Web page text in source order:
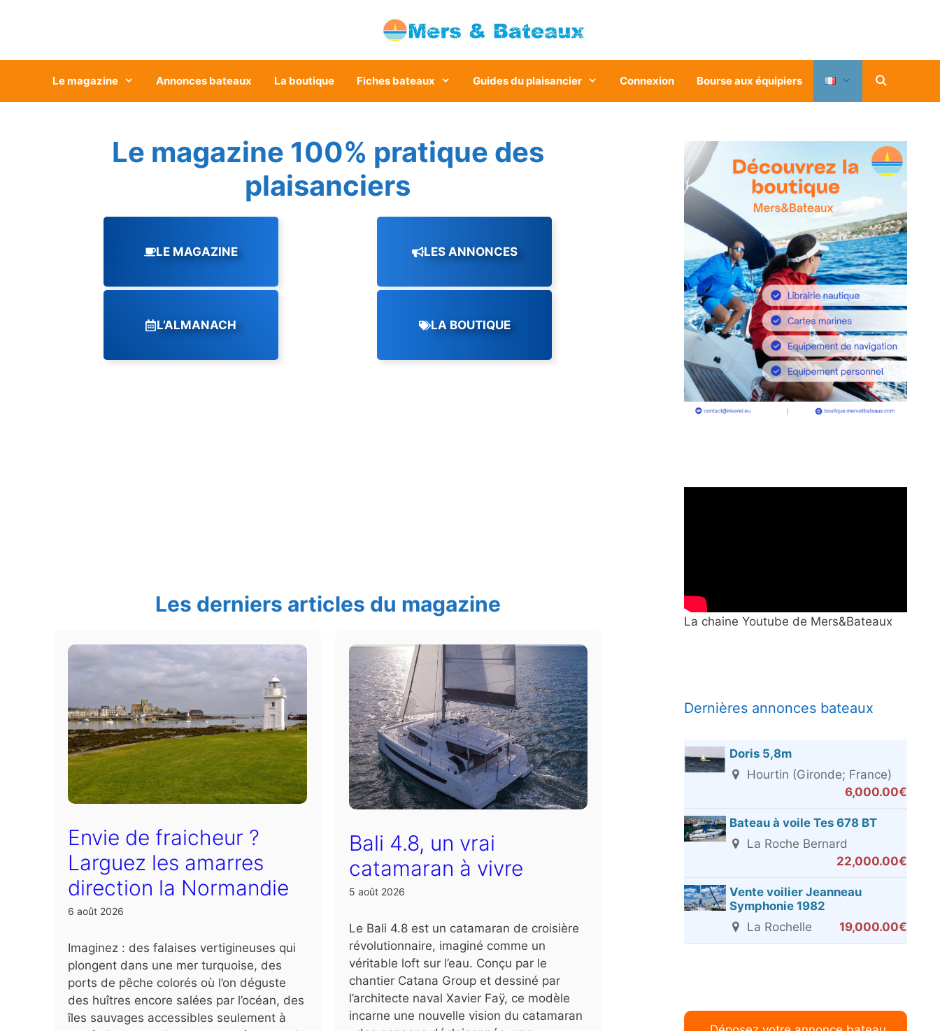
Le magazine Annonces bateaux La boutique Fiches bateaux Guides du plaisancier Connexion Bourse aux équipiers
Le magazine 100% pratique des
plaisanciers
LE MAGAZINE LES ANNONCES
L’ALMANACH LA BOUTIQUE
Les derniers articles du magazine
Envie de fraicheur ?
Larguez les amarres
direction la Normandie
6 août 2026
Imaginez : des falaises vertigineuses qui
plongent dans une mer turquoise, des
ports de pêche colorés où l’on déguste
des huîtres encore salées par l’océan, des
îles sauvages accessibles seulement à
Bali 4.8, un vrai
catamaran à vivre
5 août 2026
Le Bali 4.8 est un catamaran de croisière
révolutionnaire, imaginé comme un
véritable loft sur l’eau. Conçu par le
chantier Catana Group et dessiné par
l’architecte naval Xavier Faÿ, ce modèle
incarne une nouvelle vision du catamaran
La chaine Youtube de Mers&Bateaux
Dernières annonces bateaux
Doris 5,8m
Hourtin (Gironde; France)
6,000.00€
Bateau à voile Tes 678 BT
La Roche Bernard
22,000.00€
Vente voilier Jeanneau
Symphonie 1982
La Rochelle
19,000.00€